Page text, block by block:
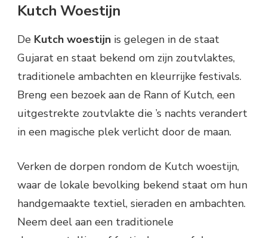
Kutch Woestijn
De Kutch woestijn is gelegen in de staat
Gujarat en staat bekend om zijn zoutvlaktes,
traditionele ambachten en kleurrijke festivals.
Breng een bezoek aan de Rann of Kutch, een
uitgestrekte zoutvlakte die ’s nachts verandert
in een magische plek verlicht door de maan.
Verken de dorpen rondom de Kutch woestijn,
waar de lokale bevolking bekend staat om hun
handgemaakte textiel, sieraden en ambachten.
Neem deel aan een traditionele